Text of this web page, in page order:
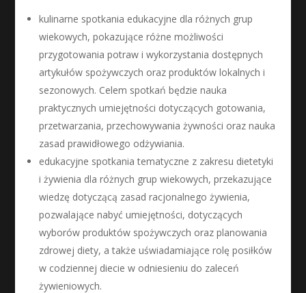
kulinarne spotkania edukacyjne dla różnych grup
wiekowych, pokazujące różne możliwości
przygotowania potraw i wykorzystania dostępnych
artykułów spożywczych oraz produktów lokalnych i
sezonowych. Celem spotkań będzie nauka
praktycznych umiejętności dotyczących gotowania,
przetwarzania, przechowywania żywności oraz nauka
zasad prawidłowego odżywiania.
edukacyjne spotkania tematyczne z zakresu dietetyki
i żywienia dla różnych grup wiekowych, przekazujące
wiedzę dotyczącą zasad racjonalnego żywienia,
pozwalające nabyć umiejętności, dotyczących
wyborów produktów spożywczych oraz planowania
zdrowej diety, a także uświadamiające rolę posiłków
w codziennej diecie w odniesieniu do zaleceń
żywieniowych.